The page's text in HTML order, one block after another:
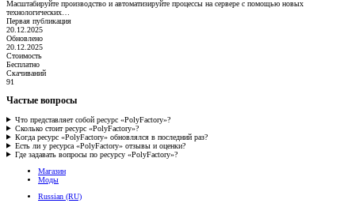
Масштабируйте производство и автоматизируйте процессы на сервере с помощью новых
технологических…
Первая публикация
20.12.2025
Обновлено
20.12.2025
Стоимость
Бесплатно
Скачиваний
91
Частые вопросы
Что представляет собой ресурс «PolyFactory»?
Сколько стоит ресурс «PolyFactory»?
Когда ресурс «PolyFactory» обновлялся в последний раз?
Есть ли у ресурса «PolyFactory» отзывы и оценки?
Где задавать вопросы по ресурсу «PolyFactory»?
Магазин
Моды
Russian (RU)